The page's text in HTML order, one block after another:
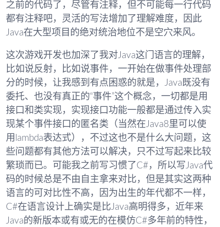
之前的代码了，尽管有注释，但不可能每一行代码
都有注释吧，灵活的写法增加了理解难度，因此
Java在大型项目的绝对统治地位不是空穴来风。
这次游戏开发也加深了我对Java这门语言的理解，
比如说反射，比如说事件，一开始在做事件处理部
分的时候，让我感到有点困惑的就是，Java既没有
委托、也没有真正的“事件”这个概念，一切都是用
接口和类实现，实现接口功能一般都是通过传入实
现某个事件接口的匿名类（当然在Java8里可以使
用lambda表达式），不过这也不是什么大问题，这
些问题都有其他方法可以解决，只不过写起来比较
繁琐而已。可能我之前写习惯了C#，所以写Java代
码的时候总是不由自主拿来对比，但是其实这两种
语言的可对比性不高，因为出生的年代都不一样，
C#在语言设计上确实是比Java高明得多，近年来
Java的新版本或有或无的在模仿C#多年前的特性，